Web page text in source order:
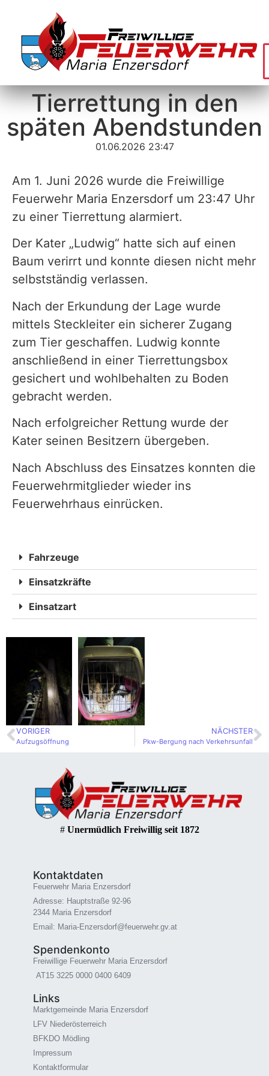
Tierrettung in den
späten Abendstunden
01.06.2026 23:47
Am 1. Juni 2026 wurde die Freiwillige
Feuerwehr Maria Enzersdorf um 23:47 Uhr
zu einer Tierrettung alarmiert.
Der Kater „Ludwig“ hatte sich auf einen
Baum verirrt und konnte diesen nicht mehr
selbstständig verlassen.
Nach der Erkundung der Lage wurde
mittels Steckleiter ein sicherer Zugang
zum Tier geschaffen. Ludwig konnte
anschließend in einer Tierrettungsbox
gesichert und wohlbehalten zu Boden
gebracht werden.
Nach erfolgreicher Rettung wurde der
Kater seinen Besitzern übergeben.
Nach Abschluss des Einsatzes konnten die
Feuerwehrmitglieder wieder ins
Feuerwehrhaus einrücken.
Fahrzeuge
Einsatzkräfte
Einsatzart
VORIGER
Aufzugsöffnung
NÄCHSTER
Pkw-Bergung nach Verkehrsunfall
# Unermüdlich Freiwillig seit 1872
Kontaktdaten
Feuerwehr Maria Enzersdorf
Adresse: Hauptstraße 92-96
2344 Maria Enzersdorf
Email: Maria-Enzersdorf@feuerwehr.gv.at
Spendenkonto
Freiwillige Feuerwehr Maria Enzersdorf
AT15 3225 0000 0400 6409
Links
Marktgemeinde Maria Enzersdorf
LFV Niederösterreich
BFKDO Mödling
Impressum
Kontaktformular